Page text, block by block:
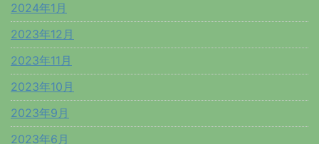
2024年1月
2023年12月
2023年11月
2023年10月
2023年9月
2023年6月